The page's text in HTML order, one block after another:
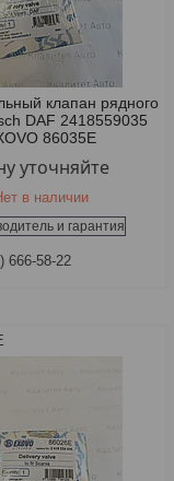
клапан рядного
DAF 2418559035
86035E
уточняйте
в наличии
и гарантия
666-58-22